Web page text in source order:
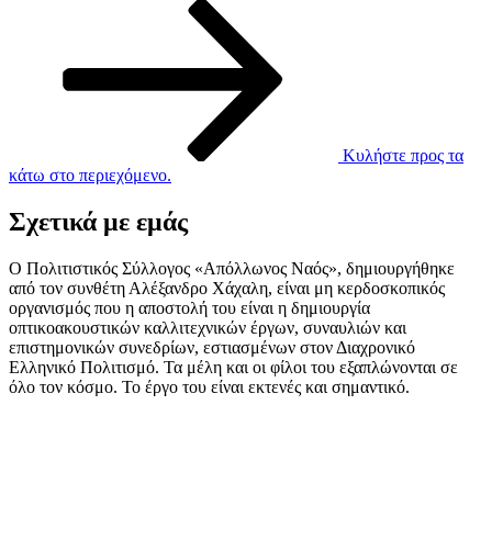
Κυλήστε προς τα
κάτω στο περιεχόμενο.
Σχετικά με εμάς
Ο Πολιτιστικός Σύλλογος «Απόλλωνος Ναός», δημιουργήθηκε
από τον συνθέτη Αλέξανδρο Χάχαλη, είναι μη κερδοσκοπικός
οργανισμός που η αποστολή του είναι η δημιουργία
οπτικοακουστικών καλλιτεχνικών έργων, συναυλιών και
επιστημονικών συνεδρίων, εστιασμένων στον Διαχρονικό
Ελληνικό Πολιτισμό. Τα μέλη και οι φίλοι του εξαπλώνονται σε
όλο τον κόσμο. Το έργο του είναι εκτενές και σημαντικό.